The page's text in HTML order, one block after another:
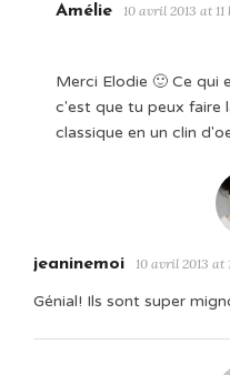
Amélie 10 avril 2013 at
Merci Elodie 🙂 Ce qui
c'est que tu peux faire
classique en un clin
jeaninemoi 10 avril 2013 at
Génial! Ils sont super